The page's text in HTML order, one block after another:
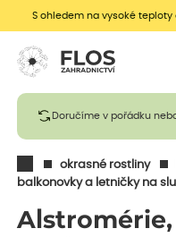
S ohledem na vysoké
Doručíme v pořádku
okrasné rostliny
balkonovky a letničky na